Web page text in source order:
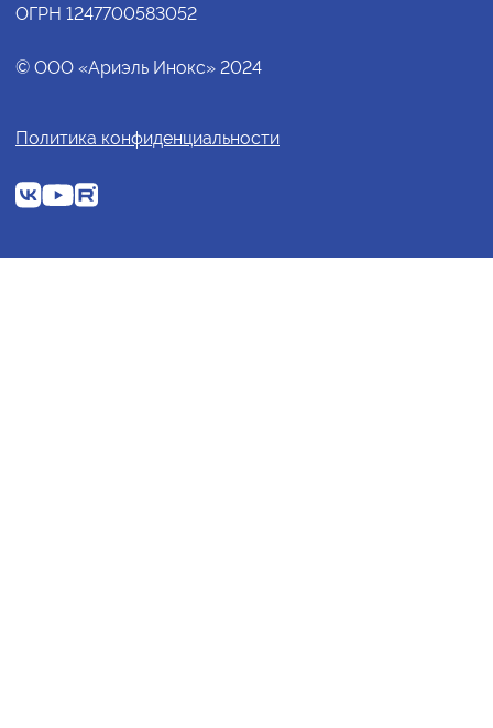
ОГРН 1247700583052
© ООО «Ариэль Инокс» 2024
Политика конфиденциальности